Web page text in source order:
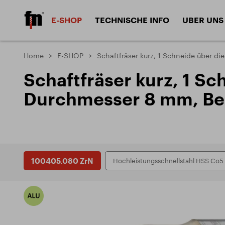
E-SHOP
Schaftfräser HSS Schaftfräser
Scheibenfräser
TECHNISCHE INFO
Materialien
Bearbeitete Materialien
Anwendungsprobleme und
UBER UNS
DIVISION WERKZEUGE
ZPS-FRÉZOVACÍ NÁSTROJE a.s.
Home E-SHOP Schaftfräser kurz, 1 Schneide über
Schaftfräser kurz, 1
Durchmesser 8 mm,
100405.080 ZrN Hochleistungsschnellstahl HSS Co5